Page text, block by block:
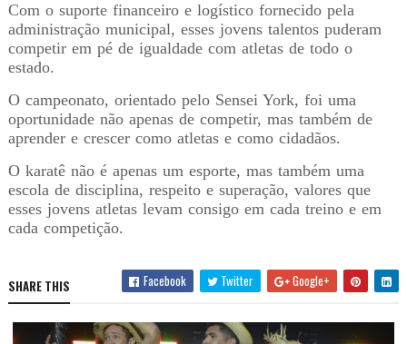
Com o suporte financeiro e logístico fornecido pela
administração municipal, esses jovens talentos puderam
competir em pé de igualdade com atletas de todo o
estado.
O campeonato, orientado pelo Sensei York, foi uma
oportunidade não apenas de competir, mas também de
aprender e crescer como atletas e como cidadãos.
O karatê não é apenas um esporte, mas também uma
escola de disciplina, respeito e superação, valores que
esses jovens atletas levam consigo em cada treino e em
cada competição.
SHARE THIS Facebook Twitter Google+